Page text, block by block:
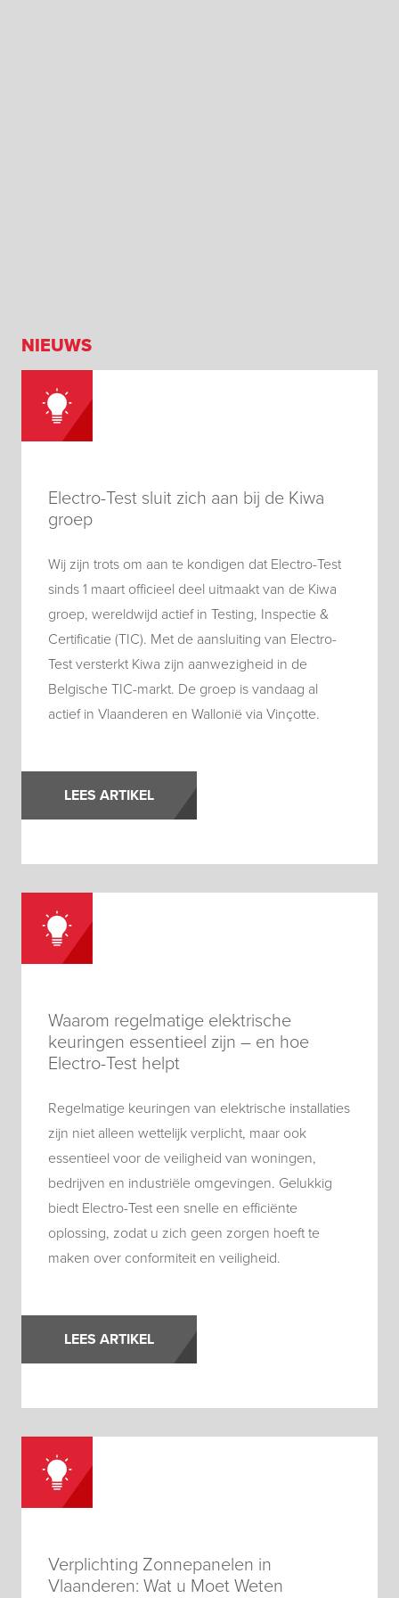
NIEUWS
Electro-Test sluit zich aan bij de Kiwa
groep
Wij zijn trots om aan te kondigen dat Electro-Test
sinds 1 maart officieel deel uitmaakt van de Kiwa
groep, wereldwijd actief in Testing, Inspectie &
Certificatie (TIC). Met de aansluiting van Electro-
Test versterkt Kiwa zijn aanwezigheid in de
Belgische TIC-markt. De groep is vandaag al
actief in Vlaanderen en Wallonië via Vinçotte.
LEES ARTIKEL
Waarom regelmatige elektrische
keuringen essentieel zijn – en hoe
Electro-Test helpt
Regelmatige keuringen van elektrische installaties
zijn niet alleen wettelijk verplicht, maar ook
essentieel voor de veiligheid van woningen,
bedrijven en industriële omgevingen. Gelukkig
biedt Electro-Test een snelle en efficiënte
oplossing, zodat u zich geen zorgen hoeft te
maken over conformiteit en veiligheid.
LEES ARTIKEL
Verplichting Zonnepanelen in
Vlaanderen: Wat u Moet Weten